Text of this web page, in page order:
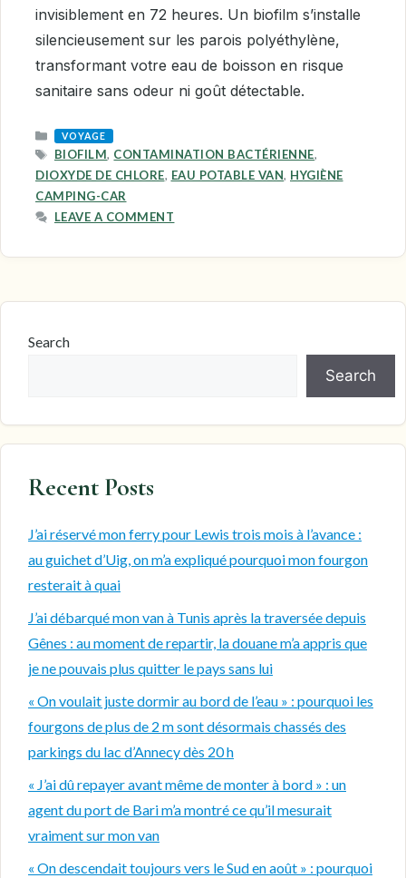
invisiblement en 72 heures. Un biofilm s’installe
silencieusement sur les parois polyéthylène,
transformant votre eau de boisson en risque
sanitaire sans odeur ni goût détectable.
CATEGORIES
VOYAGE
TAGS
BIOFILM, CONTAMINATION BACTÉRIENNE,
DIOXYDE DE CHLORE, EAU POTABLE VAN, HYGIÈNE
CAMPING-CAR
LEAVE A COMMENT
Search
Search
Recent Posts
J’ai réservé mon ferry pour Lewis trois mois à l’avance :
au guichet d’Uig, on m’a expliqué pourquoi mon fourgon
resterait à quai
J’ai débarqué mon van à Tunis après la traversée depuis
Gênes : au moment de repartir, la douane m’a appris que
je ne pouvais plus quitter le pays sans lui
« On voulait juste dormir au bord de l’eau » : pourquoi les
fourgons de plus de 2 m sont désormais chassés des
parkings du lac d’Annecy dès 20 h
« J’ai dû repayer avant même de monter à bord » : un
agent du port de Bari m’a montré ce qu’il mesurait
vraiment sur mon van
« On descendait toujours vers le Sud en août » : pourquoi